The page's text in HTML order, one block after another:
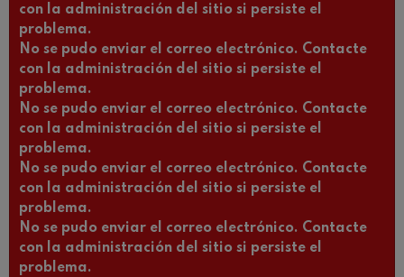
con la administración del sitio si persiste el
problema.
No se pudo enviar el correo electrónico. Contacte
con la administración del sitio si persiste el
problema.
No se pudo enviar el correo electrónico. Contacte
con la administración del sitio si persiste el
problema.
No se pudo enviar el correo electrónico. Contacte
con la administración del sitio si persiste el
problema.
No se pudo enviar el correo electrónico. Contacte
con la administración del sitio si persiste el
problema.